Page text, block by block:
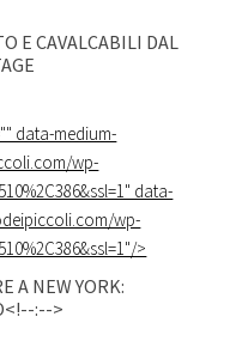
E CAVALCABILI DAL
data-medium-
wp-
data-
wp-
>
A NEW YORK:
:-->